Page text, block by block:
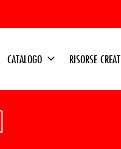
CATALOGO RISORSE